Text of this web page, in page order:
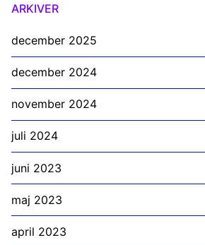
ARKIVER
december 2025
december 2024
november 2024
juli 2024
juni 2023
maj 2023
april 2023